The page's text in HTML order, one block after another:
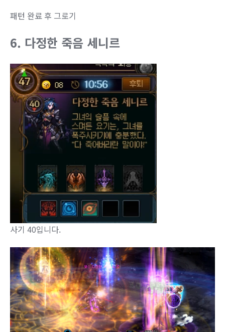
패턴 완료 후 그로기
6. 다정한 죽음 세니르
사기 40입니다.